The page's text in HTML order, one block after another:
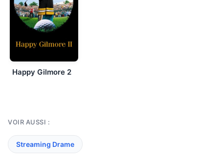
Happy Gilmore 2
VOIR AUSSI :
Streaming Drame